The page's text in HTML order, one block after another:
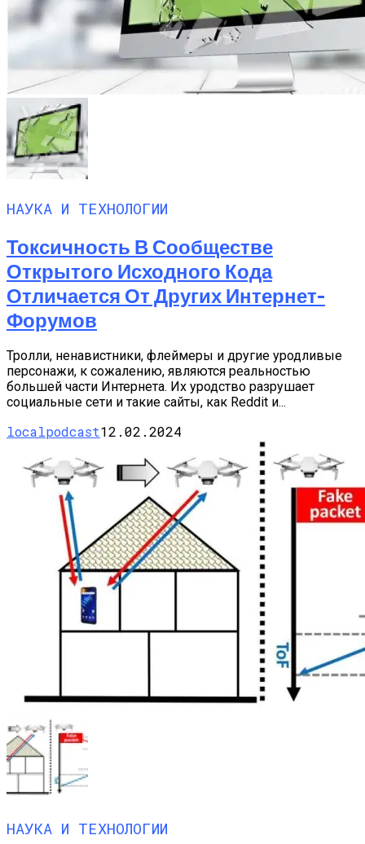
НАУКА И ТЕХНОЛОГИИ
Токсичность В Сообществе
Открытого Исходного Кода
Отличается От Других Интернет-
Форумов
Тролли, ненавистники, флеймеры и другие уродливые
персонажи, к сожалению, являются реальностью
большей части Интернета. Их уродство разрушает
социальные сети и такие сайты, как Reddit и...
localpodcast12.02.2024
НАУКА И ТЕХНОЛОГИИ